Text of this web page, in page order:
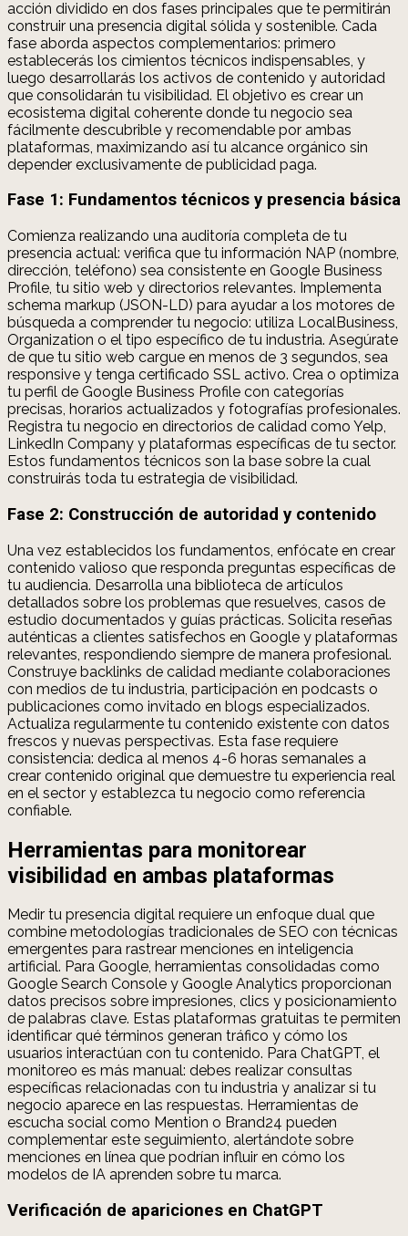
acción dividido en dos fases principales que te permitirán
construir una presencia digital sólida y sostenible. Cada
fase aborda aspectos complementarios: primero
establecerás los cimientos técnicos indispensables, y
luego desarrollarás los activos de contenido y autoridad
que consolidarán tu visibilidad. El objetivo es crear un
ecosistema digital coherente donde tu negocio sea
fácilmente descubrible y recomendable por ambas
plataformas, maximizando así tu alcance orgánico sin
depender exclusivamente de publicidad paga.
Fase 1: Fundamentos técnicos y presencia básica
Comienza realizando una auditoría completa de tu
presencia actual: verifica que tu información NAP (nombre,
dirección, teléfono) sea consistente en Google Business
Profile, tu sitio web y directorios relevantes. Implementa
schema markup (JSON-LD) para ayudar a los motores de
búsqueda a comprender tu negocio: utiliza LocalBusiness,
Organization o el tipo específico de tu industria. Asegúrate
de que tu sitio web cargue en menos de 3 segundos, sea
responsive y tenga certificado SSL activo. Crea o optimiza
tu perfil de Google Business Profile con categorías
precisas, horarios actualizados y fotografías profesionales.
Registra tu negocio en directorios de calidad como Yelp,
LinkedIn Company y plataformas específicas de tu sector.
Estos fundamentos técnicos son la base sobre la cual
construirás toda tu estrategia de visibilidad.
Fase 2: Construcción de autoridad y contenido
Una vez establecidos los fundamentos, enfócate en crear
contenido valioso que responda preguntas específicas de
tu audiencia. Desarrolla una biblioteca de artículos
detallados sobre los problemas que resuelves, casos de
estudio documentados y guías prácticas. Solicita reseñas
auténticas a clientes satisfechos en Google y plataformas
relevantes, respondiendo siempre de manera profesional.
Construye backlinks de calidad mediante colaboraciones
con medios de tu industria, participación en podcasts o
publicaciones como invitado en blogs especializados.
Actualiza regularmente tu contenido existente con datos
frescos y nuevas perspectivas. Esta fase requiere
consistencia: dedica al menos 4-6 horas semanales a
crear contenido original que demuestre tu experiencia real
en el sector y establezca tu negocio como referencia
confiable.
Herramientas para monitorear
visibilidad en ambas plataformas
Medir tu presencia digital requiere un enfoque dual que
combine metodologías tradicionales de SEO con técnicas
emergentes para rastrear menciones en inteligencia
artificial. Para Google, herramientas consolidadas como
Google Search Console y Google Analytics proporcionan
datos precisos sobre impresiones, clics y posicionamiento
de palabras clave. Estas plataformas gratuitas te permiten
identificar qué términos generan tráfico y cómo los
usuarios interactúan con tu contenido. Para ChatGPT, el
monitoreo es más manual: debes realizar consultas
específicas relacionadas con tu industria y analizar si tu
negocio aparece en las respuestas. Herramientas de
escucha social como Mention o Brand24 pueden
complementar este seguimiento, alertándote sobre
menciones en línea que podrían influir en cómo los
modelos de IA aprenden sobre tu marca.
Verificación de apariciones en ChatGPT